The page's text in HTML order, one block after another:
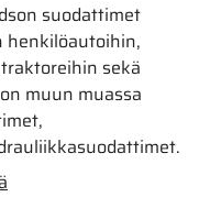
suodattimet
henkilöautoihin,
sekä
muun muassa